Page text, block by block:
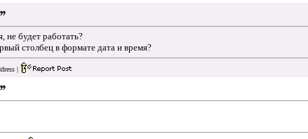
не будет работать?
столбец в формате дата и время?
|